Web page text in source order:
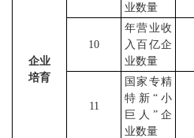
企业
培育
业数量
10
年营业收
入百亿企
业数量
11
国家专精
特新 “小
巨人 ”企
业数量